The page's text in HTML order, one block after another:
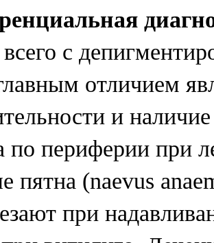
с
отличием
и
по периферии при
пятна (naevus
при